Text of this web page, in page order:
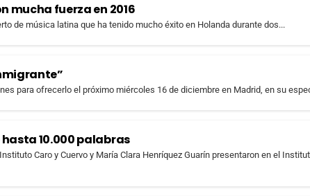
mucha fuerza en 2016
de música latina que ha tenido mucho éxito en Holanda durante dos...
para ofrecerlo el próximo miércoles 16 de diciembre en Madrid, en su
10.000 palabras
Caro y Cuervo y María Clara Henríquez Guarín presentaron en el